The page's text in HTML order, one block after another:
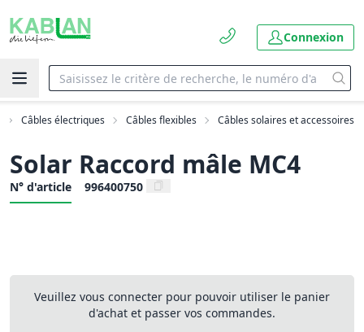
Connexion
Câbles électriques Câbles flexibles Câbles solaires et accessoires
Solar Raccord mâle MC4
N° d'article 996400750
Veuillez vous connecter pour pouvoir utiliser le panier
d'achat et passer vos commandes.